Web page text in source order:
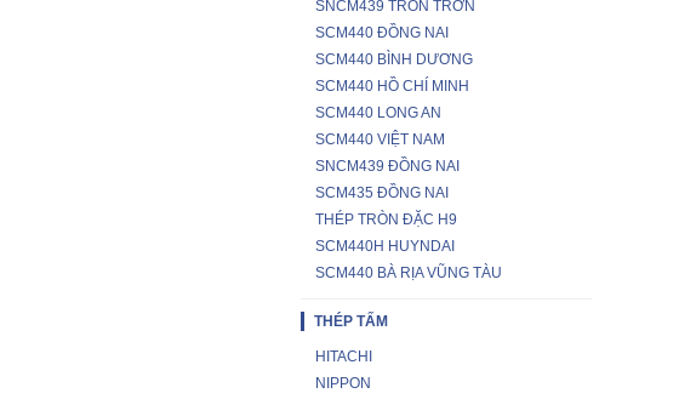
SNCM439 TRÒN TRƠN
SCM440 ĐỒNG NAI
SCM440 BÌNH DƯƠNG
SCM440 HỒ CHÍ MINH
SCM440 LONG AN
SCM440 VIỆT NAM
SNCM439 ĐỒNG NAI
SCM435 ĐỒNG NAI
THÉP TRÒN ĐẶC H9
SCM440H HUYNDAI
SCM440 BÀ RỊA VŨNG TÀU
THÉP TẤM
HITACHI
NIPPON